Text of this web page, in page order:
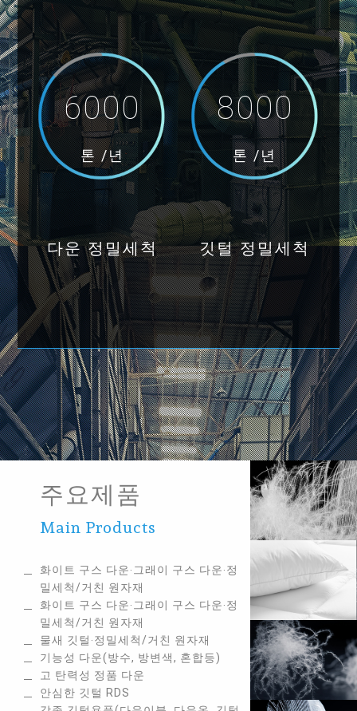
6000
톤 /년
다운 정밀세척
8000
톤 /년
깃털 정밀세척
주요제품
Main Products
화이트 구스 다운‧그래이 구스 다운‧정
밀세척/거친 원자재
화이트 구스 다운‧그래이 구스 다운‧정
밀세척/거친 원자재
물새 깃털‧정밀세척/거친 원자재
기능성 다운(방수, 방변색, 혼합등)
고 탄력성 정품 다운
안심한 깃털 RDS